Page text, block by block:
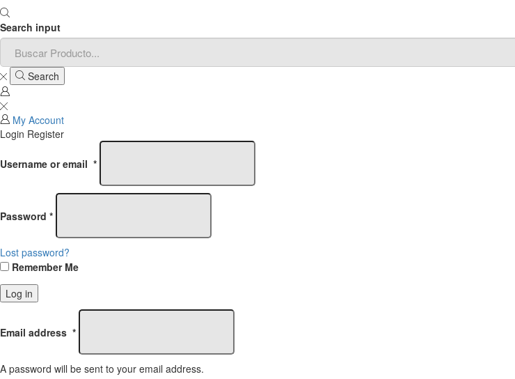
Search input
Search
My Account
Login Register
Username or email *
Password *
Lost password?
Remember Me
Log in
Email address *
A password will be sent to your email address.